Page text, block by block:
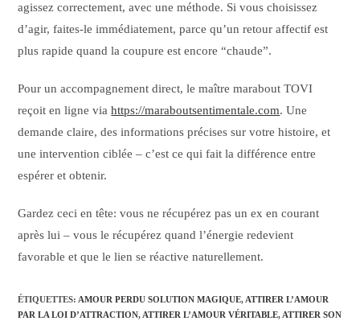
agissez correctement, avec une méthode. Si vous choisissez
d’agir, faites-le immédiatement, parce qu’un retour affectif est
plus rapide quand la coupure est encore “chaude”.
Pour un accompagnement direct, le maître marabout TOVI
reçoit en ligne viahttps://maraboutsentimentale.com. Une
demande claire, des informations précises sur votre histoire, et
une intervention ciblée – c’est ce qui fait la différence entre
espérer et obtenir.
Gardez ceci en tête: vous ne récupérez pas un ex en courant
après lui – vous le récupérez quand l’énergie redevient
favorable et que le lien se réactive naturellement.
ÉTIQUETTES: AMOUR PERDU SOLUTION MAGIQUE, ATTIRER L’AMOUR
PAR LA LOI D’ATTRACTION, ATTIRER L’AMOUR VÉRITABLE, ATTIRER SON